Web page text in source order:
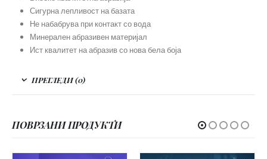
Сигурна лепливост на базата
Не набабрува при контакт со вода
Минерален абразивен материјал
Ист квалитет на абразив со нова бела боја
ПРЕГЛЕДИ (0)
ПОВРЗАНИ ПРОДУКТИ